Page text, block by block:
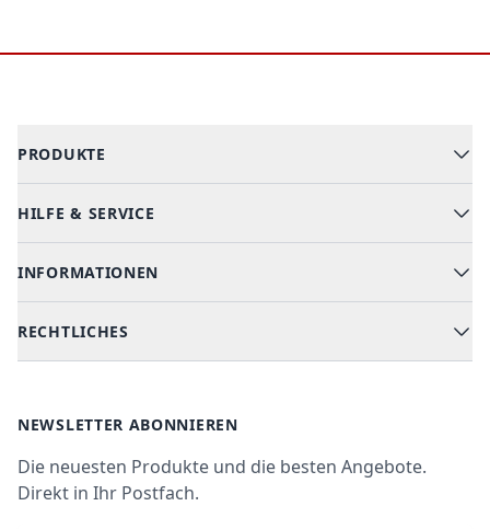
PRODUKTE
Alle Kategorien
Kühlen & Gefrieren
HILFE & SERVICE
Hilfe & FAQ
INFORMATIONEN
Über uns
RECHTLICHES
Datenschutz
Widerrufsrecht
NEWSLETTER ABONNIEREN
Die neuesten Produkte und die besten Angebote.
Direkt in Ihr Postfach.